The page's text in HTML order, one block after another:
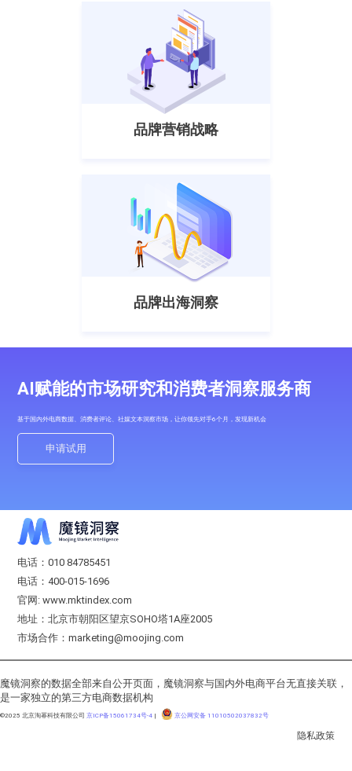
品牌营销战略
品牌出海洞察
AI赋能的市场研究和消费者洞察服务商
基于国内外电商数据、消费者评论、社媒文本洞察市场，让你领先对手6个月，发现新机会
申请试用
电话：010 84785451
电话：400-015-1696
官网: www.mktindex.com
地址：北京市朝阳区望京SOHO塔1A座2005
市场合作：marketing@moojing.com
©2025 北京淘幂科技有限公司 京ICP备15061734号-4 | 京公网安备 11010502037832号
隐私政策
魔镜洞察的数据全部来自公开页面，魔镜洞察与国内外电商平台无直接关联，
是一家独立的第三方电商数据机构